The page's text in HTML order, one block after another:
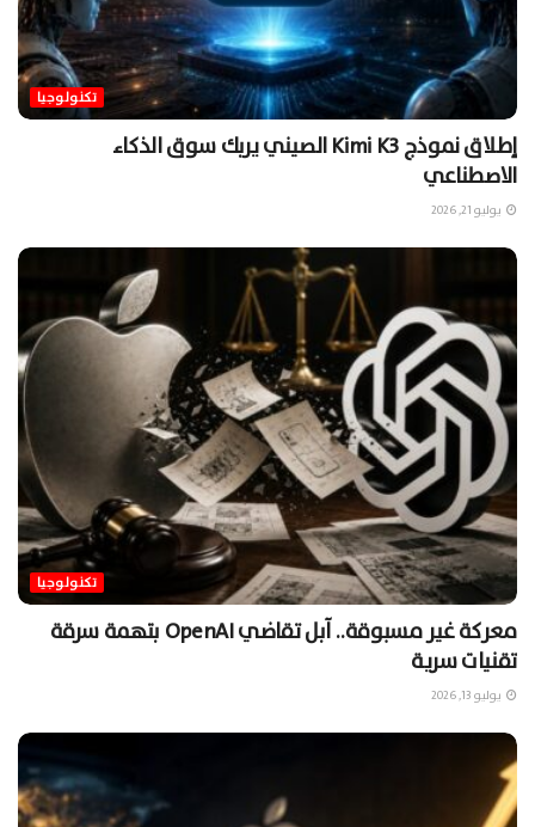
تكنولوجيا
إطلاق نموذج Kimi K3 الصيني يربك سوق الذكاء
الاصطناعي
يوليو 21, 2026
تكنولوجيا
معركة غير مسبوقة.. آبل تقاضي OpenAI بتهمة سرقة
تقنيات سرية
يوليو 13, 2026